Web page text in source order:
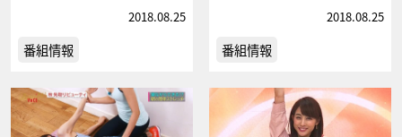
2018.08.25
番組情報
2018.08.25
番組情報